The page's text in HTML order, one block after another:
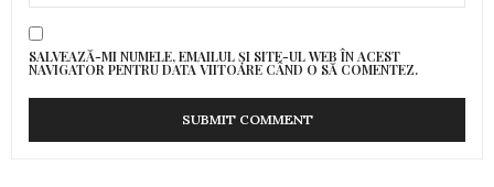
SALVEAZĂ-MI NUMELE, EMAILUL ȘI SITE-UL WEB ÎN ACEST
NAVIGATOR PENTRU DATA VIITOARE CÂND O SĂ COMENTEZ.